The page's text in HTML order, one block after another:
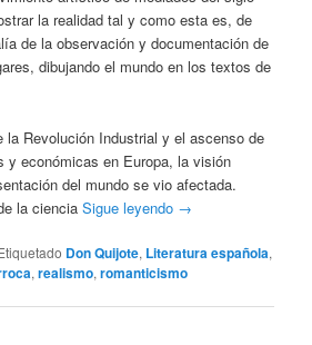
la realidad tal y como esta es, de
de la observación y documentación de
dibujando el mundo en los textos de
la Revolución Industrial y el ascenso de
y económicas en Europa, la visión
del mundo se vio afectada.
la cienciaSigue leyendo →
Don Quijote, Literatura española,
,realismo,romanticismo